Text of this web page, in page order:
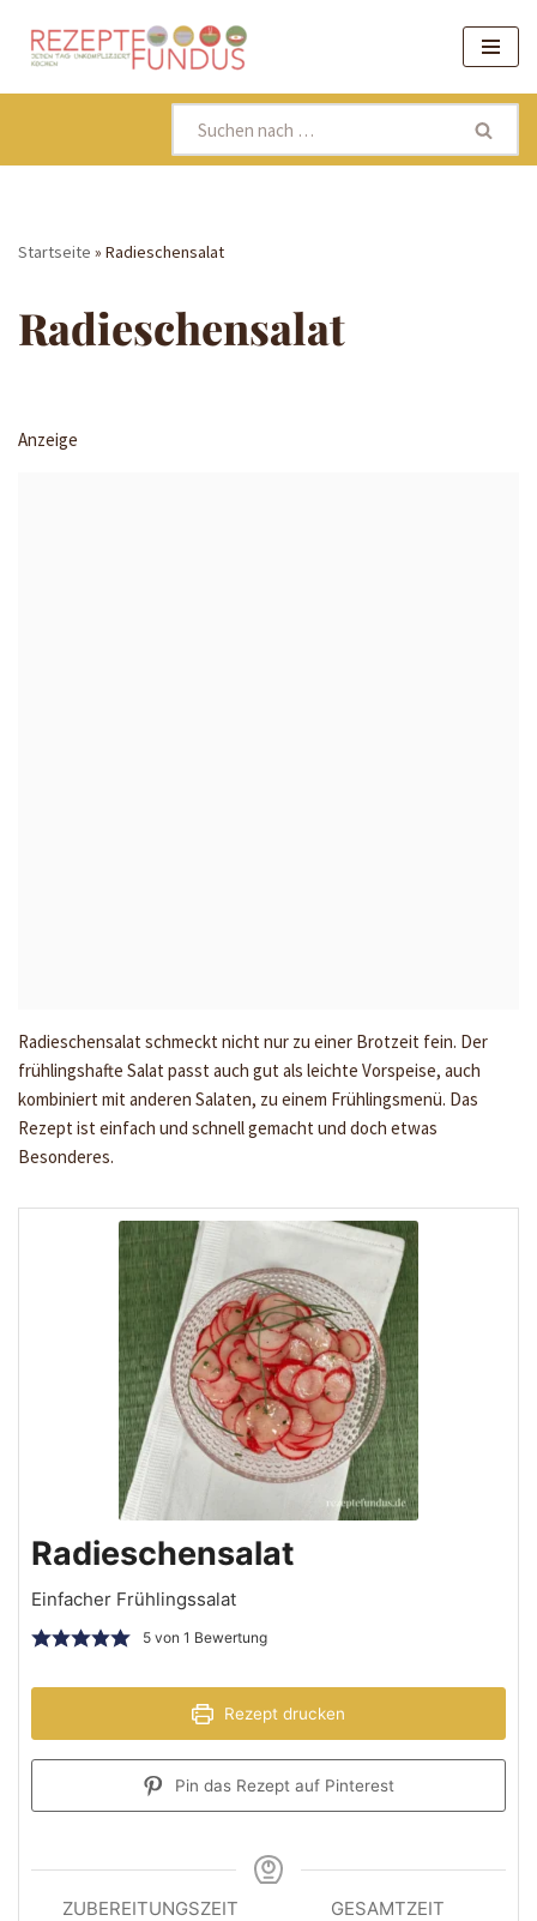
Zum
Inhalt
Startseite » Radieschensalat
Radieschensalat
Anzeige
Radieschensalat schmeckt nicht nur zu einer Brotzeit fein. Der
frühlingshafte Salat passt auch gut als leichte Vorspeise, auch
kombiniert mit anderen Salaten, zu einem Frühlingsmenü. Das
Rezept ist einfach und schnell gemacht und doch etwas
Besonderes.
Radieschensalat
Einfacher Frühlingssalat
5von 1 Bewertung
Rezept drucken
Pin das Rezept auf Pinterest
ZUBEREITUNGSZEIT
GESAMTZEIT